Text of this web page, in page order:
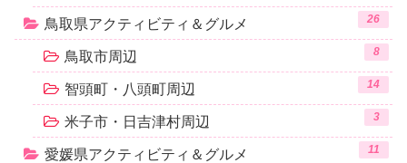
鳥取県アクティビティ＆グルメ 26
鳥取市周辺 8
智頭町・八頭町周辺 14
米子市・日吉津村周辺 3
愛媛県アクティビティ＆グルメ 11